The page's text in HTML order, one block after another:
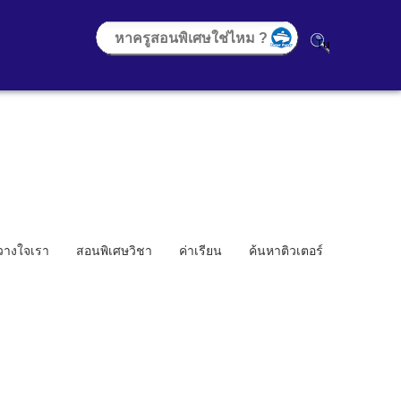
งใจเรา สอนพิเศษวิชา ค่าเรียน ค้นหาติวเตอร์